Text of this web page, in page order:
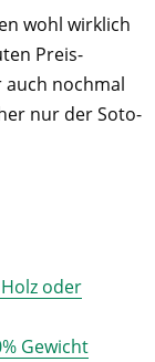
wohl wirklich
Preis-
auch nochmal
nur der Soto-
oder
Gewicht